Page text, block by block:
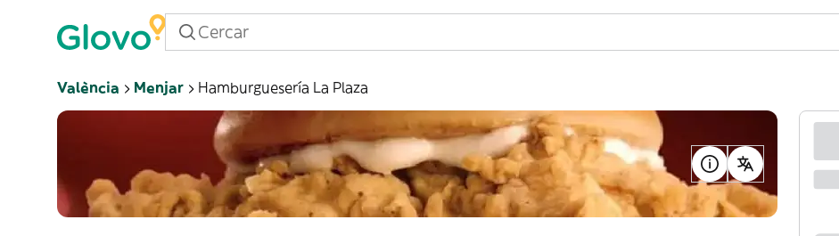
València Menjar Hamburguesería La Plaza